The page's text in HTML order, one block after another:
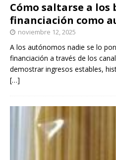
Cómo saltarse a los
financiación como
noviembre 12, 2025
A los autónomos nadie se lo
financiación a través de los
demostrar ingresos estables,
[…]